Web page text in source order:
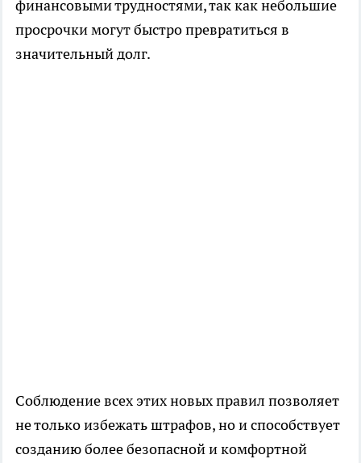
финансовыми трудностями, так как небольшие
просрочки могут быстро превратиться в
значительный долг.
Соблюдение всех этих новых правил позволяет
не только избежать штрафов, но и способствует
созданию более безопасной и комфортной